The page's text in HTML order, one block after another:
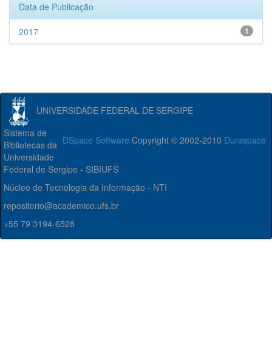
Data de Publicação
1
2017
UNIVERSIDADE FEDERAL DE SERGIPE
DSpace Software Copyright © 2002-2010 Duraspace
Sistema de
Bibliotecas da
Universidade
Federal de Sergipe - SIBIUFS
Núcleo de Tecnologia da Informação - NTI
repositorio@academico.ufs.br
+55 79 3194-6528